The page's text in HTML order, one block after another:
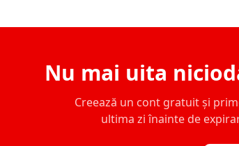
Nu mai uita
Creează un cont gratuit și
ultima zi înainte de